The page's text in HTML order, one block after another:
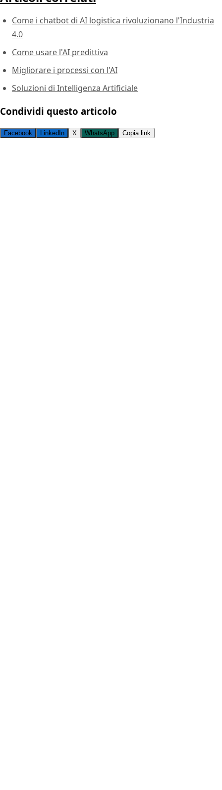
Come i chatbot di AI logistica rivoluzionano l'Industria
4.0
Come usare l'AI predittiva
Migliorare i processi con l'AI
Soluzioni di Intelligenza Artificiale
Condividi questo articolo
Facebook LinkedIn X WhatsApp Copia link